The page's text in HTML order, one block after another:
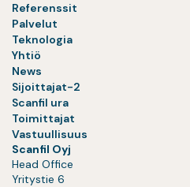
Referenssit
Palvelut
Teknologia
Yhtiö
News
Sijoittajat-2
Scanfil ura
Toimittajat
Vastuullisuus
Scanfil Oyj
Head Office
Yritystie 6